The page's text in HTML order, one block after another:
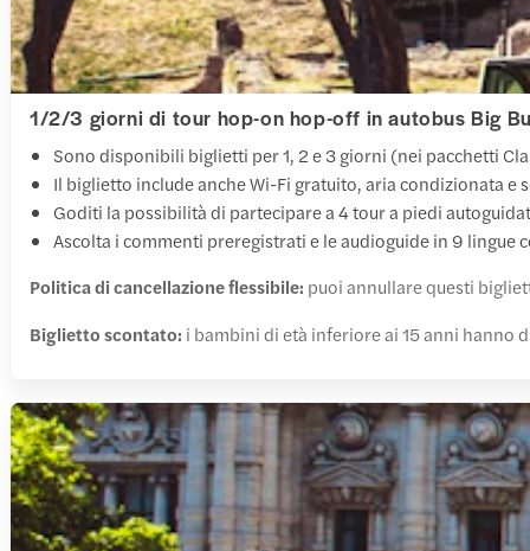
1/2/3 giorni di tour hop-on hop-off in autobus Big
Sono disponibili biglietti per 1, 2 e 3 giorni (nei pacchetti
Il biglietto include anche Wi-Fi gratuito, aria condizionata e
Goditi la possibilità di partecipare a 4 tour a piedi
Ascolta i commenti preregistrati e le audioguide in 9 lingue
Politica di cancellazione flessibile: puoi annullare questi
Biglietto scontato: i bambini di età inferiore ai 15 anni hanno